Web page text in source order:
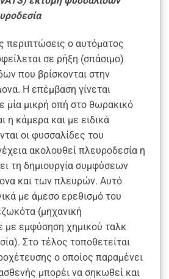
περιπτώσεις ο αυτόματος
σε ρήξη (σπάσιμο)
που βρίσκονται στην
Η επέμβαση γίνεται
μία μικρή οπή στο θωρακικό
η κάμερα και με ειδικά
οι φυσσαλίδες του
ακολουθεί πλευροδεσία η
τη δημιουργία συμφύσεων
και των πλευρών. Αυτό
με άμεσο ερεθισμό του
(μηχανική
με εμφύσηση χημικού ταλκ
Στο τέλος τοποθετείται
ο οποίος παραμένει
μπορέι να σηκωθεί και